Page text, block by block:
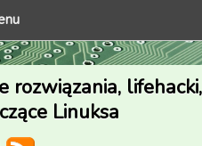
rozwiązania, lifehacki,
Linuksa